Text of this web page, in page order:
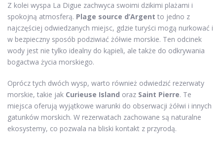
Z kolei wyspa La Digue zachwyca swoimi dzikimi plażami i
spokojną atmosferą. Plage source d’Argent to jedno z
najczęściej odwiedzanych miejsc, gdzie turyści mogą nurkować i
w bezpieczny sposób podziwiać żółwie morskie. Ten odcinek
wody jest nie tylko idealny do kąpieli, ale także do odkrywania
bogactwa życia morskiego.
Oprócz tych dwóch wysp, warto również odwiedzić rezerwaty
morskie, takie jak Curieuse Island oraz Saint Pierre. Te
miejsca oferują wyjątkowe warunki do obserwacji żółwi i innych
gatunków morskich. W rezerwatach zachowane są naturalne
ekosystemy, co pozwala na bliski kontakt z przyrodą.